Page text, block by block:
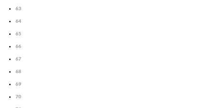
63
64
65
66
67
68
69
70